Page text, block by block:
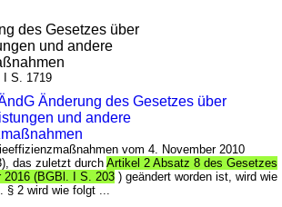
des Gesetzes über
und andere
I S. 1719
Änderung des Gesetzes über
und andere
vom 4. November 2010
das zuletzt durchArtikel 2 Absatz 8 des Gesetzes
2016 (BGBl. I S. 203 ) geändert worden ist, wird wie
§ 2 wird wie folgt ...